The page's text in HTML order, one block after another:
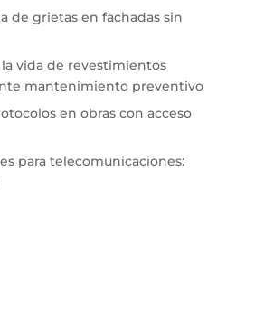
de grietas en fachadas sin
vida de revestimientos
mantenimiento preventivo
en obras con acceso
para telecomunicaciones: